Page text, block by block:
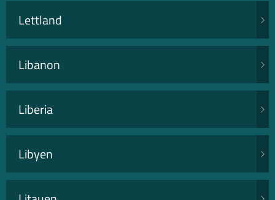
Lettland
Libanon
Liberia
Libyen